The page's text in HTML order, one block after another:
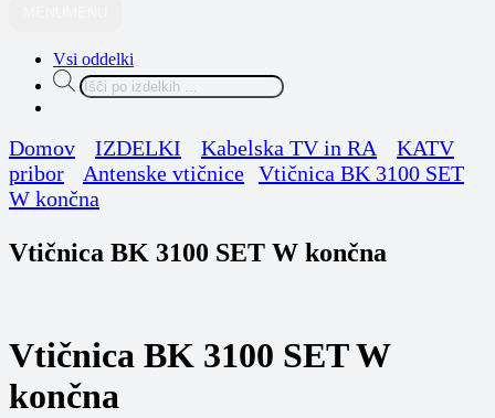
Vsi oddelki
Products
search
Domov IZDELKI Kabelska TV in RA
KATV
pribor
Antenske vtičnice Vtičnica BK 3100 SET
W končna
Vtičnica BK 3100 SET W končna
Vtičnica BK 3100 SET W
končna